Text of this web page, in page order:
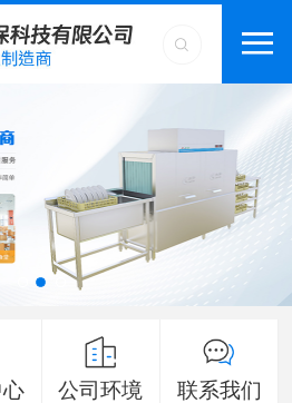
公司环境 联系我们